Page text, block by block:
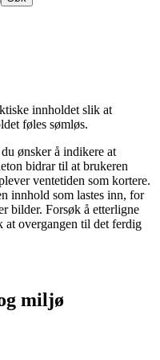
innholdet slik at
føles sømløs.
ønsker å indikere at
bidrar til at brukeren
ventetiden som kortere.
innhold som lastes inn, for
bilder. Forsøk å etterligne
overgangen til det ferdig
miljø